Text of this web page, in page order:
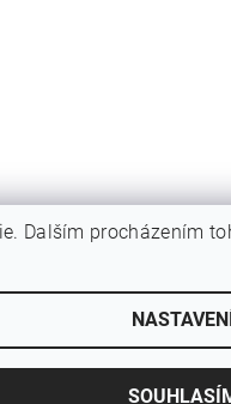
Dalším procházením